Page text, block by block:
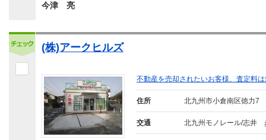
今津 亮
(株)アークヒルズ
不動産を売却されたいお客様、査定料
住所 北九州市小倉南区徳力7
交通 北九州モノレール/志井